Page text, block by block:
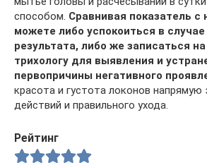
способом. Сравнивая показатель с
можете либо успокоиться в
результата, либо же записаться
трихологу для выявления и
первопричины негативного
красота и густота локонов напрямую
действий и правильного ухода.
Рейтинг